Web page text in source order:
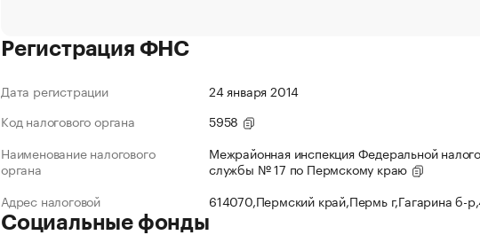
Регистрация ФНС
Дата регистрации
24 января 2014
Код налогового органа
5958
Наименование налогового
органа
Межрайонная инспекция Федеральной
службы № 17 по Пермскому краю
Адрес налоговой
614070,Пермский край,Пермь г,Гагарина б-
Социальные фонды